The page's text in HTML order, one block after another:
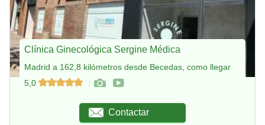
Clínica Ginecológica Sergine Médica
Madrid a 162,8 kilómetros desde Becedas, como llegar
5,0
Contactar